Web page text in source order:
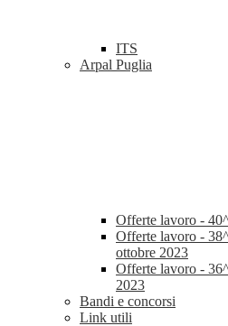
ITS
Arpal Puglia
Offerte lavoro -
Offerte lavoro -
ottobre 2023
Offerte lavoro -
2023
Bandi e concorsi
Link utili